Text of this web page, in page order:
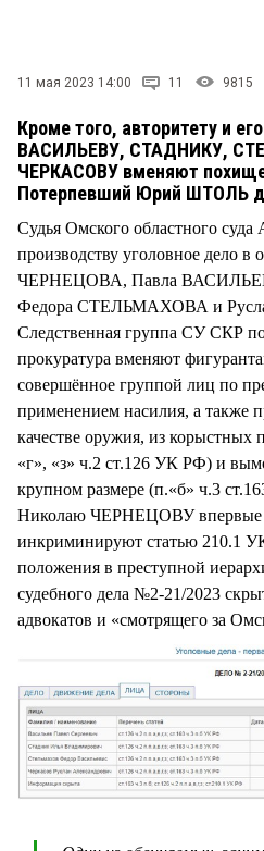
11 мая 2023 14:00 11 9815
Кроме того, авторитету и
ВАСИЛЬЕВУ, СТАДНИКУ,
ЧЕРКАСОВУ вменяют
Потерпевший Юрий ШТОЛЬ
Судья Омского областного
производству уголовное дело
ЧЕРНЕЦОВА, Павла
Федора СТЕЛЬМАХОВА и
Следственная группа СУ СКР
прокуратура вменяют
совершённое группой лиц по
применением насилия, а также
качестве оружия, из корыстных
«г», «з» ч.2 ст.126 УК РФ) и
крупном размере (п.«б» ч.3
Николаю ЧЕРНЕЦОВУ впервые
инкриминируют статью 210.1
положения в преступной
судебного дела №2-21/2023
адвокатов и «смотрящего за